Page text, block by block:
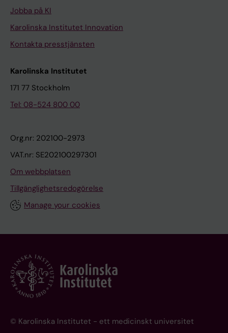
Jobba på KI
Karolinska Institutet Innovation
Kontakta presstjänsten
Karolinska Institutet
171 77 Stockholm
Tel: 08-524 800 00
Org.nr: 202100-2973
VAT.nr: SE202100297301
Om webbplatsen
Tillgänglighetsredogörelse
Manage your cookies
© Karolinska Institutet - ett medicinskt universitet